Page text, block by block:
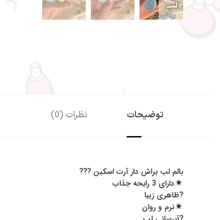
توضیحات نظرات (0)
بالم لب براش دار آرت اسکین ???
دارای 3 رایحه جذاب
?ظاهری زیبا
نرم و روان